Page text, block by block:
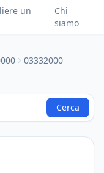
un
Chi
siamo
03332000
Cerca